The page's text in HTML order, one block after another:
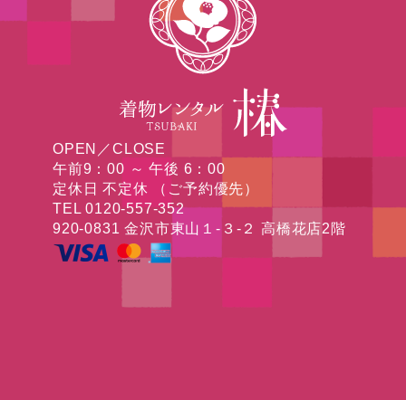
OPEN／CLOSE
午前9：00 ～ 午後 6：00
定休日 不定休 （ご予約優先）
TEL 0120-557-352
920-0831 金沢市東山１-３-２ 高橋花店2階